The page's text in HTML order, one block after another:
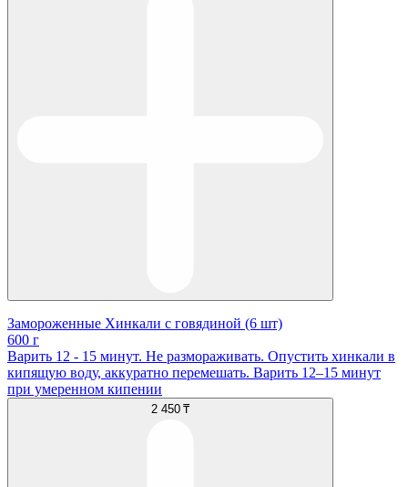
Замороженные Хинкали с говядиной (6 шт)
600 г
Варить 12 - 15 минут. Не размораживать. Опустить хинкали в
кипящую воду, аккуратно перемешать. Варить 12–15 минут
при умеренном кипении
2 450 ₸